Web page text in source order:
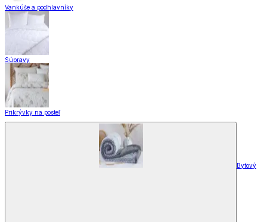
Vankúše a podhlavníky
Súpravy
Prikrývky na posteľ
Bytový